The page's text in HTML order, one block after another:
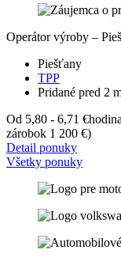
Operátor výroby –
Piešťany
TPP
Pridané pred 2
Od 5,80 - 6,71 €
zárobok 1 200 €)
Detail ponuky
Všetky ponuky